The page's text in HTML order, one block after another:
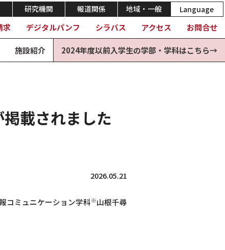
研究機関 報道関係 地域・一般 Language
求 デジタルパンフ シラバス アクセス お問合せ
施設紹介 2024年度以前入学生の学部・学科はこちら→
載されました
2026.05.21
コミュニケーション学科※山根千尋